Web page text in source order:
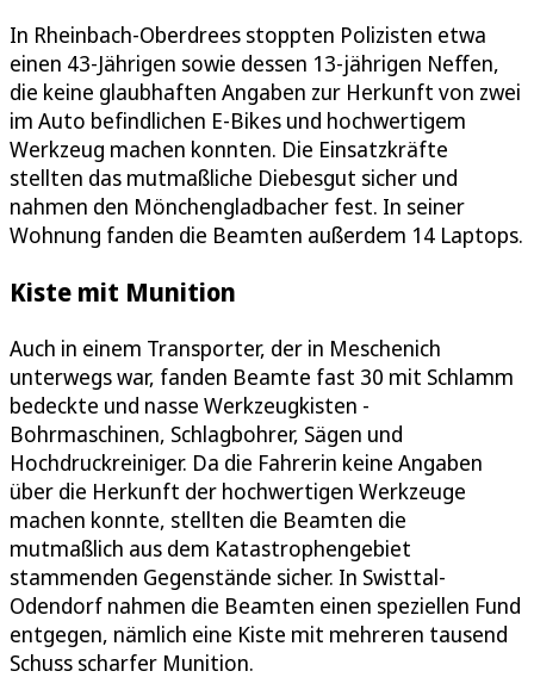
In Rheinbach-Oberdrees stoppten Polizisten etwa
einen 43-Jährigen sowie dessen 13-jährigen Neffen,
die keine glaubhaften Angaben zur Herkunft von zwei
im Auto befindlichen E-Bikes und hochwertigem
Werkzeug machen konnten. Die Einsatzkräfte
stellten das mutmaßliche Diebesgut sicher und
nahmen den Mönchengladbacher fest. In seiner
Wohnung fanden die Beamten außerdem 14 Laptops.
Kiste mit Munition
Auch in einem Transporter, der in Meschenich
unterwegs war, fanden Beamte fast 30 mit Schlamm
bedeckte und nasse Werkzeugkisten -
Bohrmaschinen, Schlagbohrer, Sägen und
Hochdruckreiniger. Da die Fahrerin keine Angaben
über die Herkunft der hochwertigen Werkzeuge
machen konnte, stellten die Beamten die
mutmaßlich aus dem Katastrophengebiet
stammenden Gegenstände sicher. In Swisttal-
Odendorf nahmen die Beamten einen speziellen Fund
entgegen, nämlich eine Kiste mit mehreren tausend
Schuss scharfer Munition.